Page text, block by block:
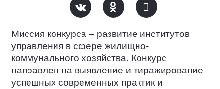
Миссия конкурса – развитие институтов
управления в сфере жилищно-
коммунального хозяйства. Конкурс
направлен на выявление и тиражирование
успешных современных практик и